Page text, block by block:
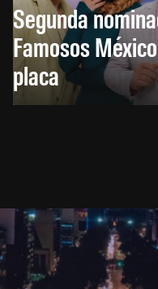
Segunda
Famosos
placa